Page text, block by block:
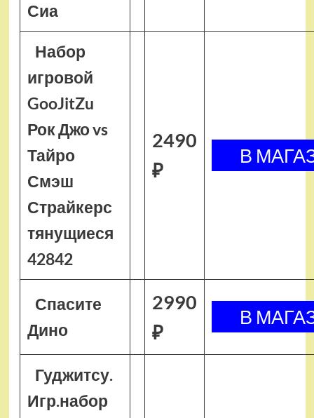
Сиа
Набор
игровой
GooJitZu
Рок Джо vs
Тайро
Смэш
Страйкерс
тянущиеся
42842
2490
₽
Спасите
Дино
2990
₽
Гуджитсу.
Игр.набор